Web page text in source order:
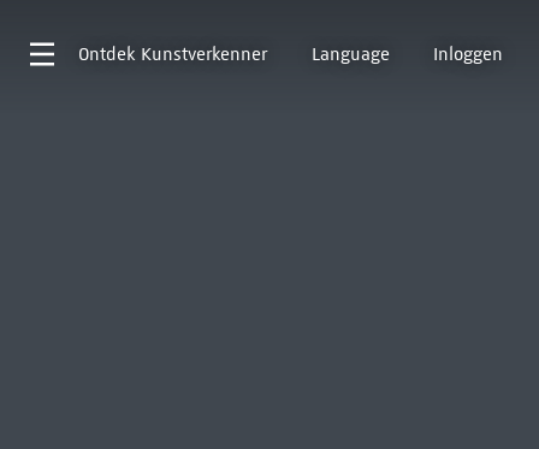
Ontdek Kunstverkenner Language Inloggen